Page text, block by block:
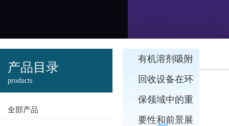
产品目录
products
全部产品
有机溶剂吸附
回收设备在环
保领域中的重
要性和前景展